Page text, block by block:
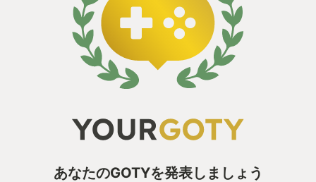
あなたのGOTYを発表しましょう